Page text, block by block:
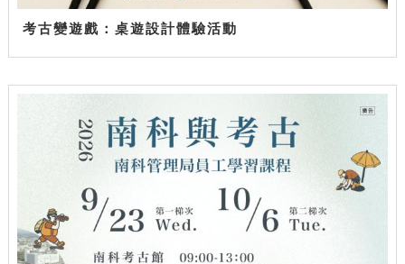
考古變遊戲：桌遊設計體驗活動